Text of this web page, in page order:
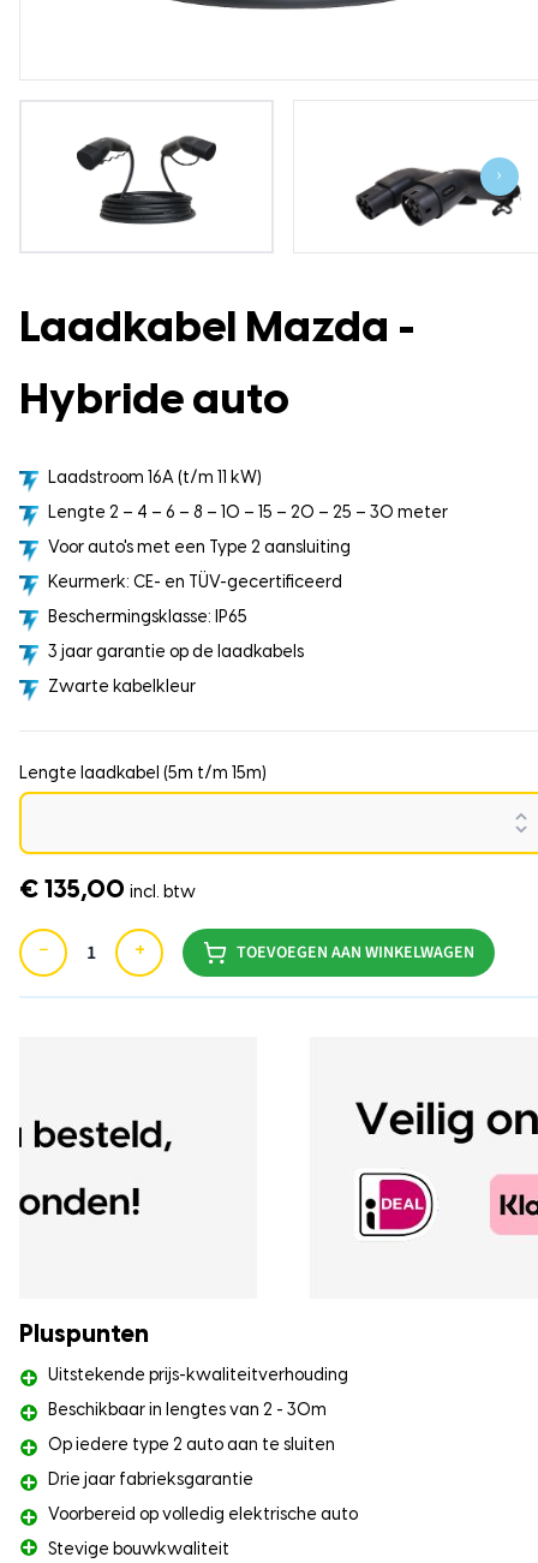
›
Laadkabel Mazda -
Hybride auto
Laadstroom 16A (t/m 11 kW)
Lengte 2 – 4 – 6 – 8 – 10 – 15 – 20 – 25 – 30 meter
Voor auto's met een Type 2 aansluiting
Keurmerk: CE- en TÜV-gecertificeerd
Beschermingsklasse: IP65
3 jaar garantie op de laadkabels
Zwarte kabelkleur
Lengte laadkabel (5m t/m 15m)
€ 135,00 incl. btw
− + TOEVOEGEN AAN WINKELWAGEN
Pluspunten
Uitstekende prijs-kwaliteitverhouding
Beschikbaar in lengtes van 2 - 30m
Op iedere type 2 auto aan te sluiten
Drie jaar fabrieksgarantie
Voorbereid op volledig elektrische auto
Stevige bouwkwaliteit